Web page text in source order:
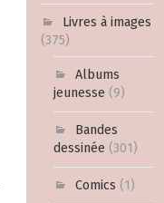
Livres à images
(375)
Albums
jeunesse (9)
Bandes
dessinée (301)
Comics (1)